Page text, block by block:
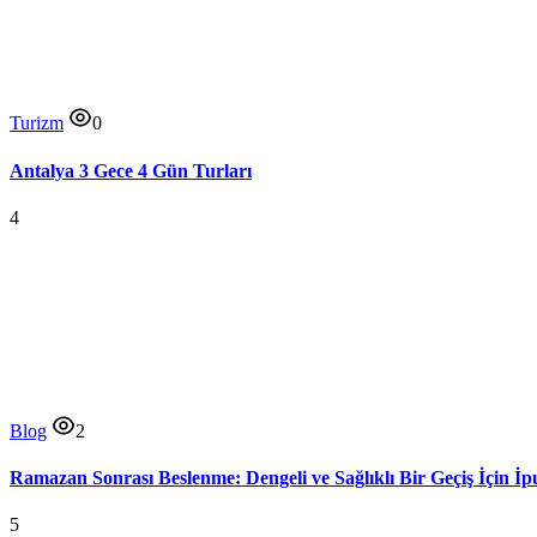
Turizm 0
Antalya 3 Gece 4 Gün Turları
4
Blog 2
Ramazan Sonrası Beslenme: Dengeli ve Sağlıklı Bir Geçiş İçin
5